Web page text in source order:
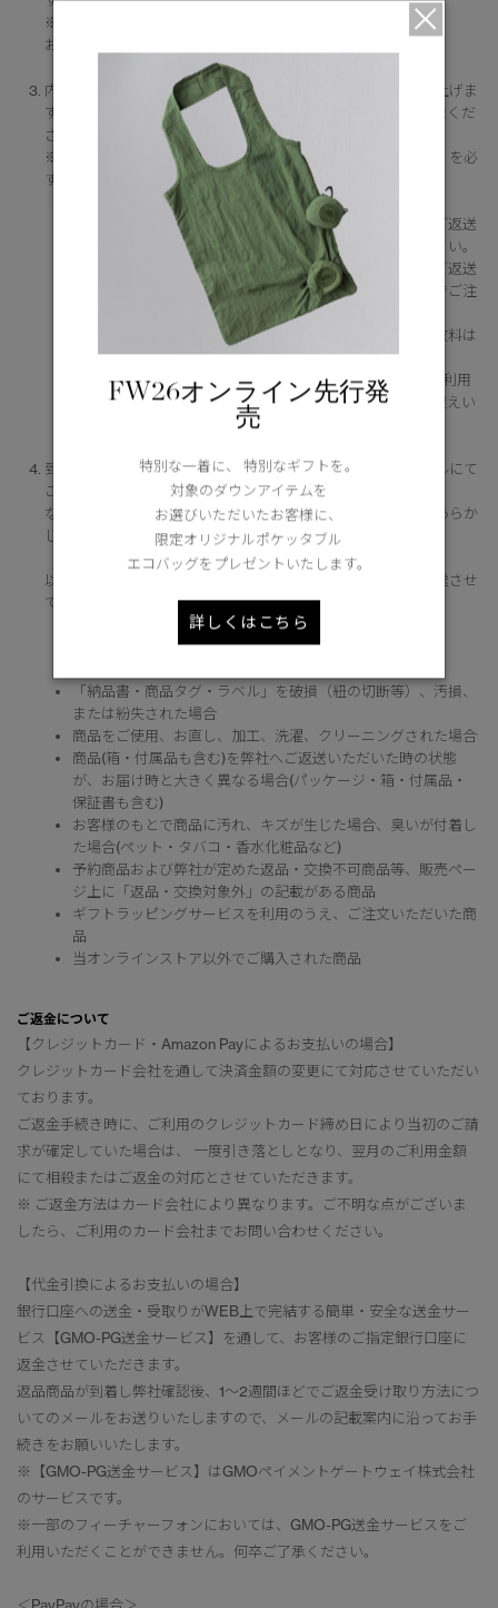
※サイズ、カラー交換の場合、そちらの旨をお伝えください。
お問い合わせ・ご連絡先は
内容を確認後、カスタマーサービスよりご案内メールを差し上げま
すので、案内に従って指定の住所まで 7 日以内に商品をご返送くだ
さい。
※ご返送の際は、「お買上げ明細書（もしくはそのコピー）」を必
ず同梱してください。
【ご利用に際してのご注意】
＜交換の場合＞送料着払いでお送りください。元払いでご返送
された場合は送料のご返金が出来ませんのでご注意ください。
＜返品の場合＞送料元払いでお送りください。着払いでご返送
された場合は返金代金より差し引かせていただきますのでご注
代引き決済の場合、代引き手数料および返金時の振込手数料は
お客様負担となります。
「交換無料サービス（2回まで）」を短期間に繰り返しご利用
のお客様は、カナダグース日本公式サイトのご利用をお控えい
ただく場合がございますことを予めご了承ください。
到着した商品の確認後、交換または返金手続きに関してメールにて
ご連絡いたします。
なお、以下の場合は返品および交換をお受けできませんのであらか
じめご了承お願いいたします。
以下の該当商品をご返品された場合は、送料着払いにてご返送させ
ていただきます。
事前に返品・交換のお申し出がない場合
「納品書・商品タグ・ラベル」を破損（紐の切断等）、汚損、
または紛失された場合
商品をご使用、お直し、加工、洗濯、クリーニングされた場合
商品(箱・付属品も含む)を弊社へご返送いただいた時の状態
が、お届け時と大きく異なる場合(パッケージ・箱・付属品・
保証書も含む)
お客様のもとで商品に汚れ、キズが生じた場合、臭いが付着し
た場合(ペット・タバコ・香水化粧品など)
予約商品および弊社が定めた返品・交換不可商品等、販売ペー
ジ上に「返品・交換対象外」の記載がある商品
ギフトラッピングサービスを利用のうえ、ご注文いただいた商
品
当オンラインストア以外でご購入された商品
ご返金について
【クレジットカード・Amazon Payによるお支払いの場合】
クレジットカード会社を通して決済金額の変更にて対応させていただい
ております。
ご返金手続き時に、ご利用のクレジットカード締め日により当初のご請
求が確定していた場合は、 一度引き落としとなり、翌月のご利用金額
にて相殺またはご返金の対応とさせていただきます。
※ ご返金方法はカード会社により異なります。ご不明な点がございま
したら、ご利用のカード会社までお問い合わせください。
【代金引換によるお支払いの場合】
銀行口座への送金・受取りがWEB上で完結する簡単・安全な送金サー
ビス【GMO-PG送金サービス】を通して、お客様のご指定銀行口座に
返金させていただきます。
返品商品が到着し弊社確認後、1～2週間ほどでご返金受け取り方法につ
いてのメールをお送りいたしますので、メールの記載案内に沿ってお手
続きをお願いいたします。
※【GMO-PG送金サービス】はGMOペイメントゲートウェイ株式会社
のサービスです。
※一部のフィーチャーフォンにおいては、GMO-PG送金サービスをご
利用いただくことができません。何卒ご了承ください。
FW26オンライン先行発
売
特別な一着に、 特別なギフトを。
対象のダウンアイテムを
お選びいただいたお客様に、
限定オリジナルポケッタブル
エコバッグをプレゼントいたします。
詳しくはこちら